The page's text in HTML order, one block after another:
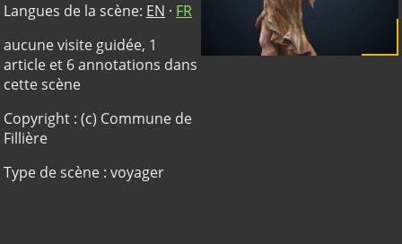
Langues de la scène: EN · FR
aucune visite guidée, 1
article et 6 annotations dans
cette scène
Copyright : (c) Commune de
Fillière
Type de scène : voyager